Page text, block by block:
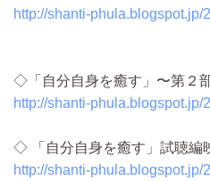
http://shanti-phula.blogspot.jp/
◇「自分自身を癒す」〜第２
http://shanti-phula.blogspot.jp/
◇ 「自分自身を癒す」試聴編
http://shanti-phula.blogspot.jp/